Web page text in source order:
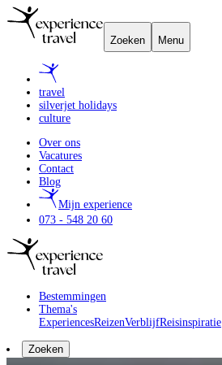
Zoeken Menu
travel
silverjet holidays
culture
Over ons
Vacatures
Contact
Blog
Mijn experience
073 - 548 20 60
Bestemmingen
Thema's
ExperiencesReizenVerblijfReisinspiratie
Zoeken